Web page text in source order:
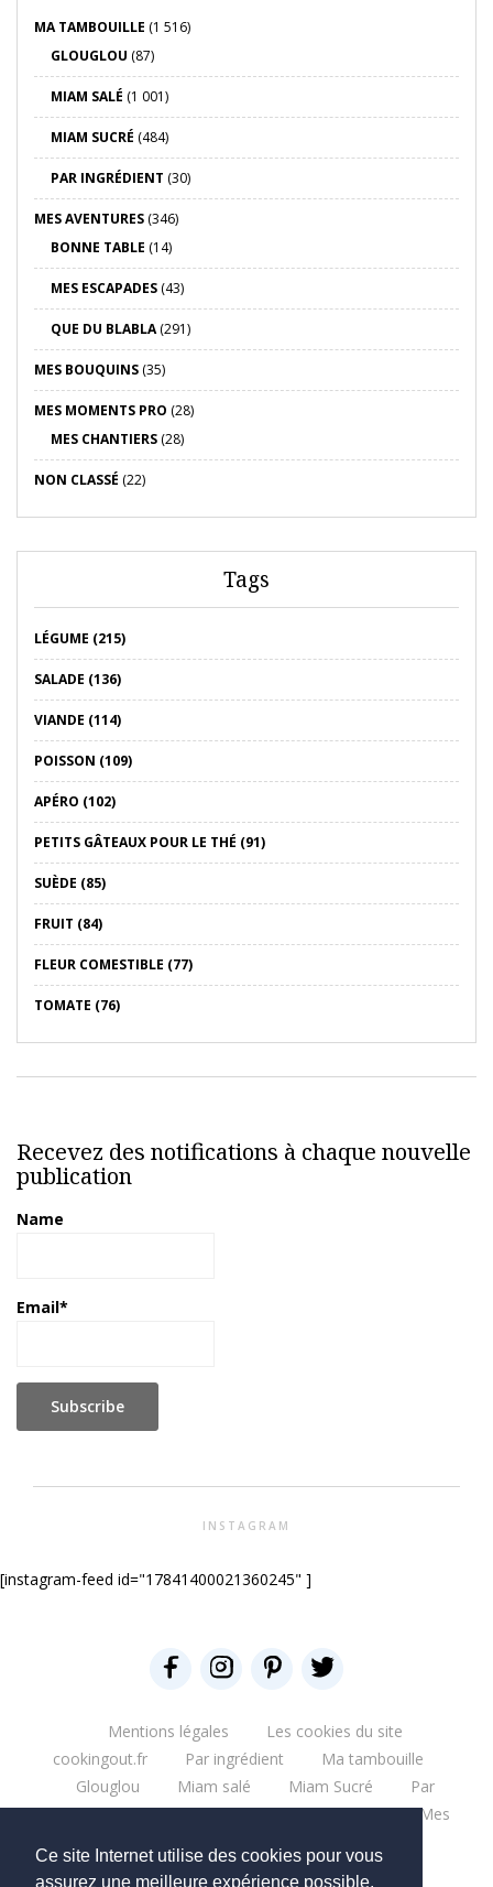
Ce site Internet utilise des cookies pour vous
assurez une meilleure expérience possible.
MA TAMBOUILLE (1 516)
GLOUGLOU (87)
MIAM SALÉ (1 001)
MIAM SUCRÉ (484)
PAR INGRÉDIENT (30)
MES AVENTURES (346)
BONNE TABLE (14)
MES ESCAPADES (43)
QUE DU BLABLA(291)
MES BOUQUINS (35)
MES MOMENTS PRO (28)
MES CHANTIERS (28)
NON CLASSÉ (22)
Tags
LÉGUME (215)
SALADE (136)
VIANDE (114)
POISSON (109)
APÉRO (102)
PETITS GÂTEAUX POUR LE THÉ (91)
SUÈDE (85)
FRUIT (84)
FLEUR COMESTIBLE (77)
TOMATE (76)
Recevez des notifications à chaque nouvelle
publication
Name
Email*
INSTAGRAM
[instagram-feed id="17841400021360245" ]
Mentions légales
Les cookies du site
cookingout.fr
Par ingrédient
Ma tambouille
Glouglou
Miam salé Miam Sucré
Par
ingrédient
Mes aventures Bonne table
Mes
Mes moments pro
Mes chantiers